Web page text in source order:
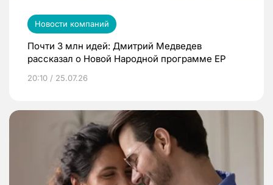
Новости компаний
Почти 3 млн идей: Дмитрий Медведев
рассказал о Новой Народной программе ЕР
20:10 / 25.07.26